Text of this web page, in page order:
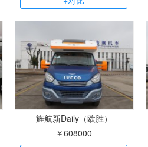
旌航新Daily（欧胜）
￥608000